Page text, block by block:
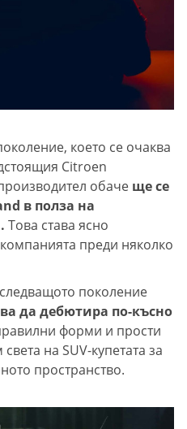
което се очаква
Citroen
обаче ще се
в полза на
Това става ясно
преди няколко
поколение
да дебютира по-късно
форми и прости
на SUV-купетата за
пространство.